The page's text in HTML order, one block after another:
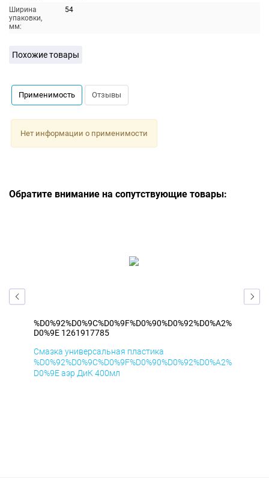
Ширина
упаковки,
мм:
54
Похожие товары
Применимость Отзывы
Нет информации о применимости
Обратите внимание на сопутствующие товары:
%D0%92%D0%9C%D0%9F%D0%90%D0%92%D0%A2%
D0%9E 1261917785
Смазка универсальная пластика
%D0%92%D0%9C%D0%9F%D0%90%D0%92%D0%A2%
D0%9E аэр ДиК 400мл